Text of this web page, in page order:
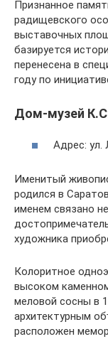
Признанное
радищевского
выставочных
базируется
перенесена в
году по
Дом-музей
Адрес: ул.
Именитый
родился в
именем связано
художника
Колоритное
высоком
меловой сосны в
архитектурным
расположен